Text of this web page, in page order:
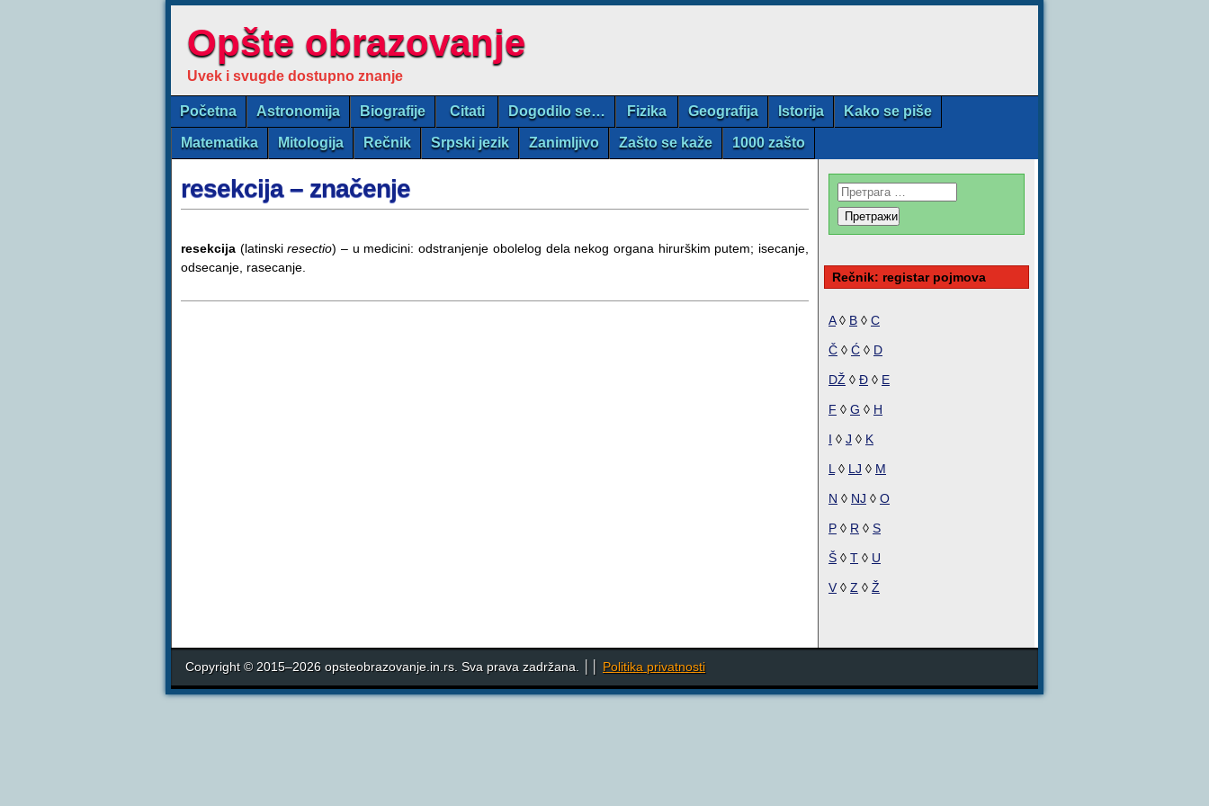
Opšte obrazovanje
Uvek i svugde dostupno znanje
Početna Astronomija Biografije Citati Dogodilo se… Fizika Geografija Istorija Kako se piše
Matematika Mitologija Rečnik Srpski jezik Zanimljivo Zašto se kaže 1000 zašto
resekcija – značenje
resekcija (latinskiresectio) – u medicini: odstranjenje obolelog dela nekog organa hirurškim putem; isecanje,
odsecanje, rasecanje.
Rečnik: registar pojmova
A◊ B ◊ C
Č ◊ Ć ◊ D
DŽ ◊ Đ ◊ E
F ◊ G ◊ H
I ◊ J ◊ K
L ◊ LJ ◊ M
N ◊ NJ ◊ O
P ◊ R ◊ S
Š ◊ T ◊ U
V ◊ Z ◊ Ž
Copyright © 2015–2026 opsteobrazovanje.in.rs. Sva prava zadržana. ││ Politika privatnosti